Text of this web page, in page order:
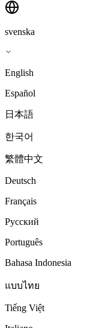
svenska
English
Español
日本語
한국어
繁體中文
Deutsch
Français
Русский
Português
Bahasa Indonesia
แบบไทย
Tiếng Việt